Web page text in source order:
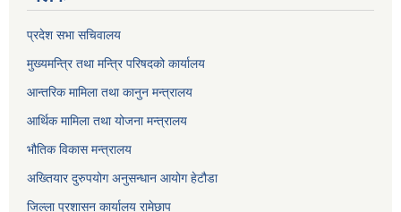
प्रदेश सभा सचिवालय
मुख्यमन्त्रि तथा मन्त्रि परिषदको कार्यालय
आन्तरिक मामिला तथा कानुन मन्त्रालय
आर्थिक मामिला तथा योजना मन्त्रालय
भौतिक विकास मन्त्रालय
अख्तियार दुरुपयोग अनुसन्धान आयोग हेटौडा
जिल्ला प्रशासन कार्यालय रामेछाप